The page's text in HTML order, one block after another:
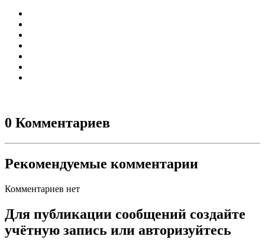
0 Комментариев
Рекомендуемые комментарии
Комментариев нет
Для публикации сообщений создайте
учётную запись или авторизуйтесь